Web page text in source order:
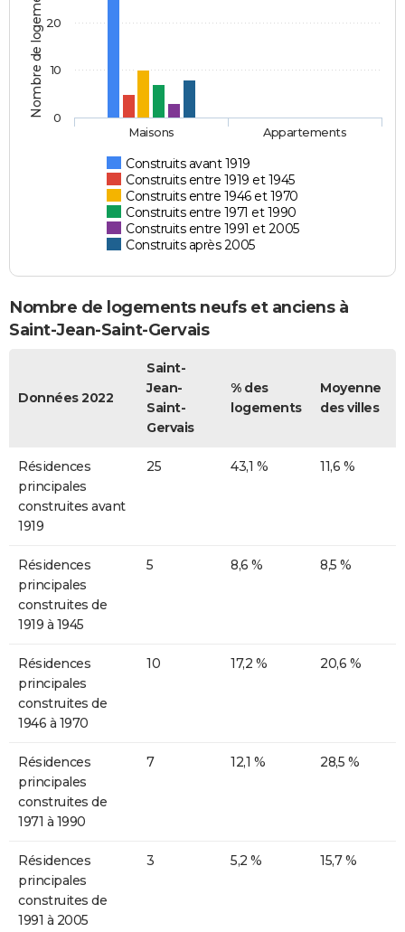
Nombre de logements
Construits avant 1919
Construits entre 1919 et 1945
Construits entre 1946 et 1970
Construits entre 1971 et 1990
Construits entre 1991 et 2005
Construits après 2005
Maisons Appartements
0
10
20
Nombre de logements neufs et anciens à
Saint-Jean-Saint-Gervais
Données 2022
Saint-
Jean-
Saint-
Gervais
% des
logements
Moyenne
des villes
Résidences
principales
construites avant
1919
25 43,1 % 11,6 %
Résidences
principales
construites de
1919 à 1945
5 8,6 % 8,5 %
Résidences
principales
construites de
1946 à 1970
10 17,2 % 20,6 %
Résidences
principales
construites de
1971 à 1990
7 12,1 % 28,5 %
Résidences
principales
construites de
1991 à 2005
3 5,2 % 15,7 %